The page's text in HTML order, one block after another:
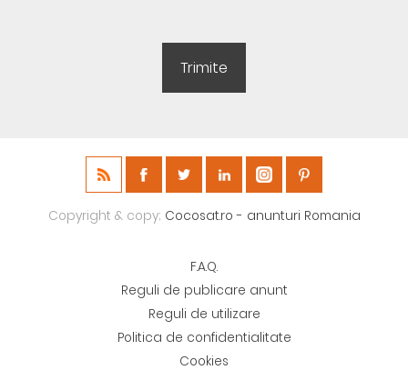
Copyright & copy; Cocosat.ro - anunturi Romania
F.A.Q.
Reguli de publicare anunt
Reguli de utilizare
Politica de confidentialitate
Cookies